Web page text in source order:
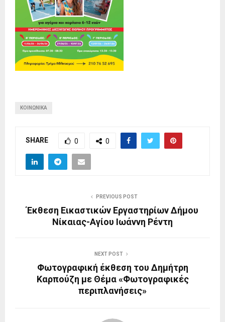
ΚΟΙΝΩΝΙΚΆ
SHARE 0 0
PREVIOUS POST
Έκθεση Εικαστικών Εργαστηρίων Δήμου
Νίκαιας-Αγίου Ιωάννη Ρέντη
NEXT POST
Φωτογραφική έκθεση του Δημήτρη
Καρπούζη με Θέμα «Φωτογραφικές
περιπλανήσεις»